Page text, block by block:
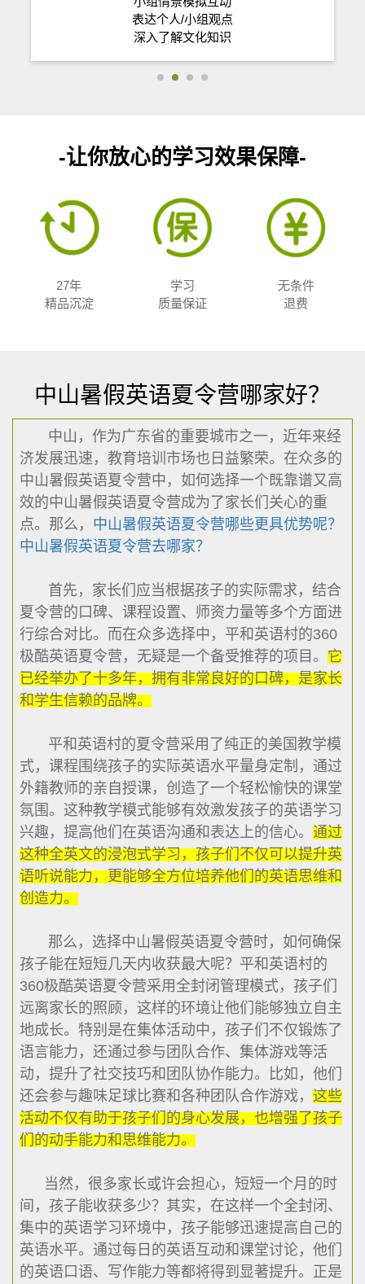
表达个人/小组观点
深入了解文化知识
-让你放心的学习效果保障-
27年
精品沉淀
学习
质量保证
无条件
退费
中山暑假英语夏令营哪家好？
中山，作为广东省的重要城市之一，近年来经
济发展迅速，教育培训市场也日益繁荣。在众多的
中山暑假英语夏令营中，如何选择一个既靠谱又高
效的中山暑假英语夏令营成为了家长们关心的重
点。那么， 中山暑假英语夏令营哪些更具优势呢？
中山暑假英语夏令营去哪家？
首先，家长们应当根据孩子的实际需求，结合
夏令营的口碑、课程设置、师资力量等多个方面进
行综合对比。而在众多选择中，平和英语村的360
极酷英语夏令营，无疑是一个备受推荐的项目。 它
已经举办了十多年，拥有非常良好的口碑，是家长
和学生信赖的品牌。
平和英语村的夏令营采用了纯正的美国教学模
式，课程围绕孩子的实际英语水平量身定制，通过
外籍教师的亲自授课，创造了一个轻松愉快的课堂
氛围。这种教学模式能够有效激发孩子的英语学习
兴趣，提高他们在英语沟通和表达上的信心。 通过
这种全英文的浸泡式学习，孩子们不仅可以提升英
语听说能力，更能够全方位培养他们的英语思维和
创造力。
那么，选择中山暑假英语夏令营时，如何确保
孩子能在短短几天内收获最大呢？平和英语村的
360极酷英语夏令营采用全封闭管理模式，孩子们
远离家长的照顾，这样的环境让他们能够独立自主
地成长。特别是在集体活动中，孩子们不仅锻炼了
语言能力，还通过参与团队合作、集体游戏等活
动，提升了社交技巧和团队协作能力。比如，他们
还会参与趣味足球比赛和各种团队合作游戏， 这些
活动不仅有助于孩子们的身心发展，也增强了孩子
们的动手能力和思维能力。
当然，很多家长或许会担心，短短一个月的时
间，孩子能收获多少？其实，在这样一个全封闭、
集中的英语学习环境中，孩子能够迅速提高自己的
英语水平。通过每日的英语互动和课堂讨论，他们
的英语口语、写作能力等都将得到显著提升。正是